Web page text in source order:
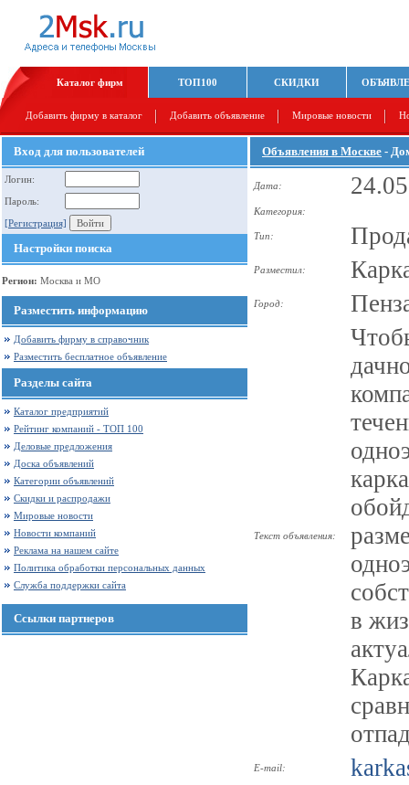
Каталог фирм ТОП100 СКИДКИ
Добавить фирму в каталог Добавить объявление Мировые новости
Вход для пользователей
Логин:
Пароль:
[Регистрация]
Настройки поиска
Регион: Москва и МО
Разместить информацию
Добавить фирму в справочник
Разместить бесплатное объявление
Разделы сайта
Каталог предприятий
Рейтинг компаний - ТОП 100
Деловые предложения
Доска объявлений
Категории объявлений
Скидки и распродажи
Мировые новости
Новости компаний
Реклама на нашем сайте
Политика обработки персональных данных
Служба поддержки сайта
Ссылки партнеров
Объявления в Москве -
Дата:
Категория:
Тип:
Разместил:
Город:
Текст объявления:
в
E-mail: